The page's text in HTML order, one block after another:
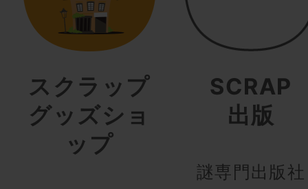
スクラップ
グッズショ
ップ
SCRAP
出版
謎専門出版社